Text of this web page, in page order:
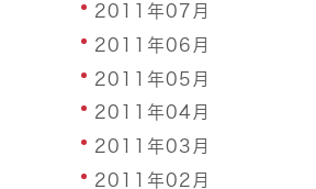
2011年07月
2011年06月
2011年05月
2011年04月
2011年03月
2011年02月